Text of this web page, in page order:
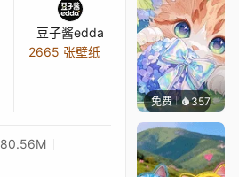
豆子酱edda
2665 张壁纸
80.56M
免费 357豆子